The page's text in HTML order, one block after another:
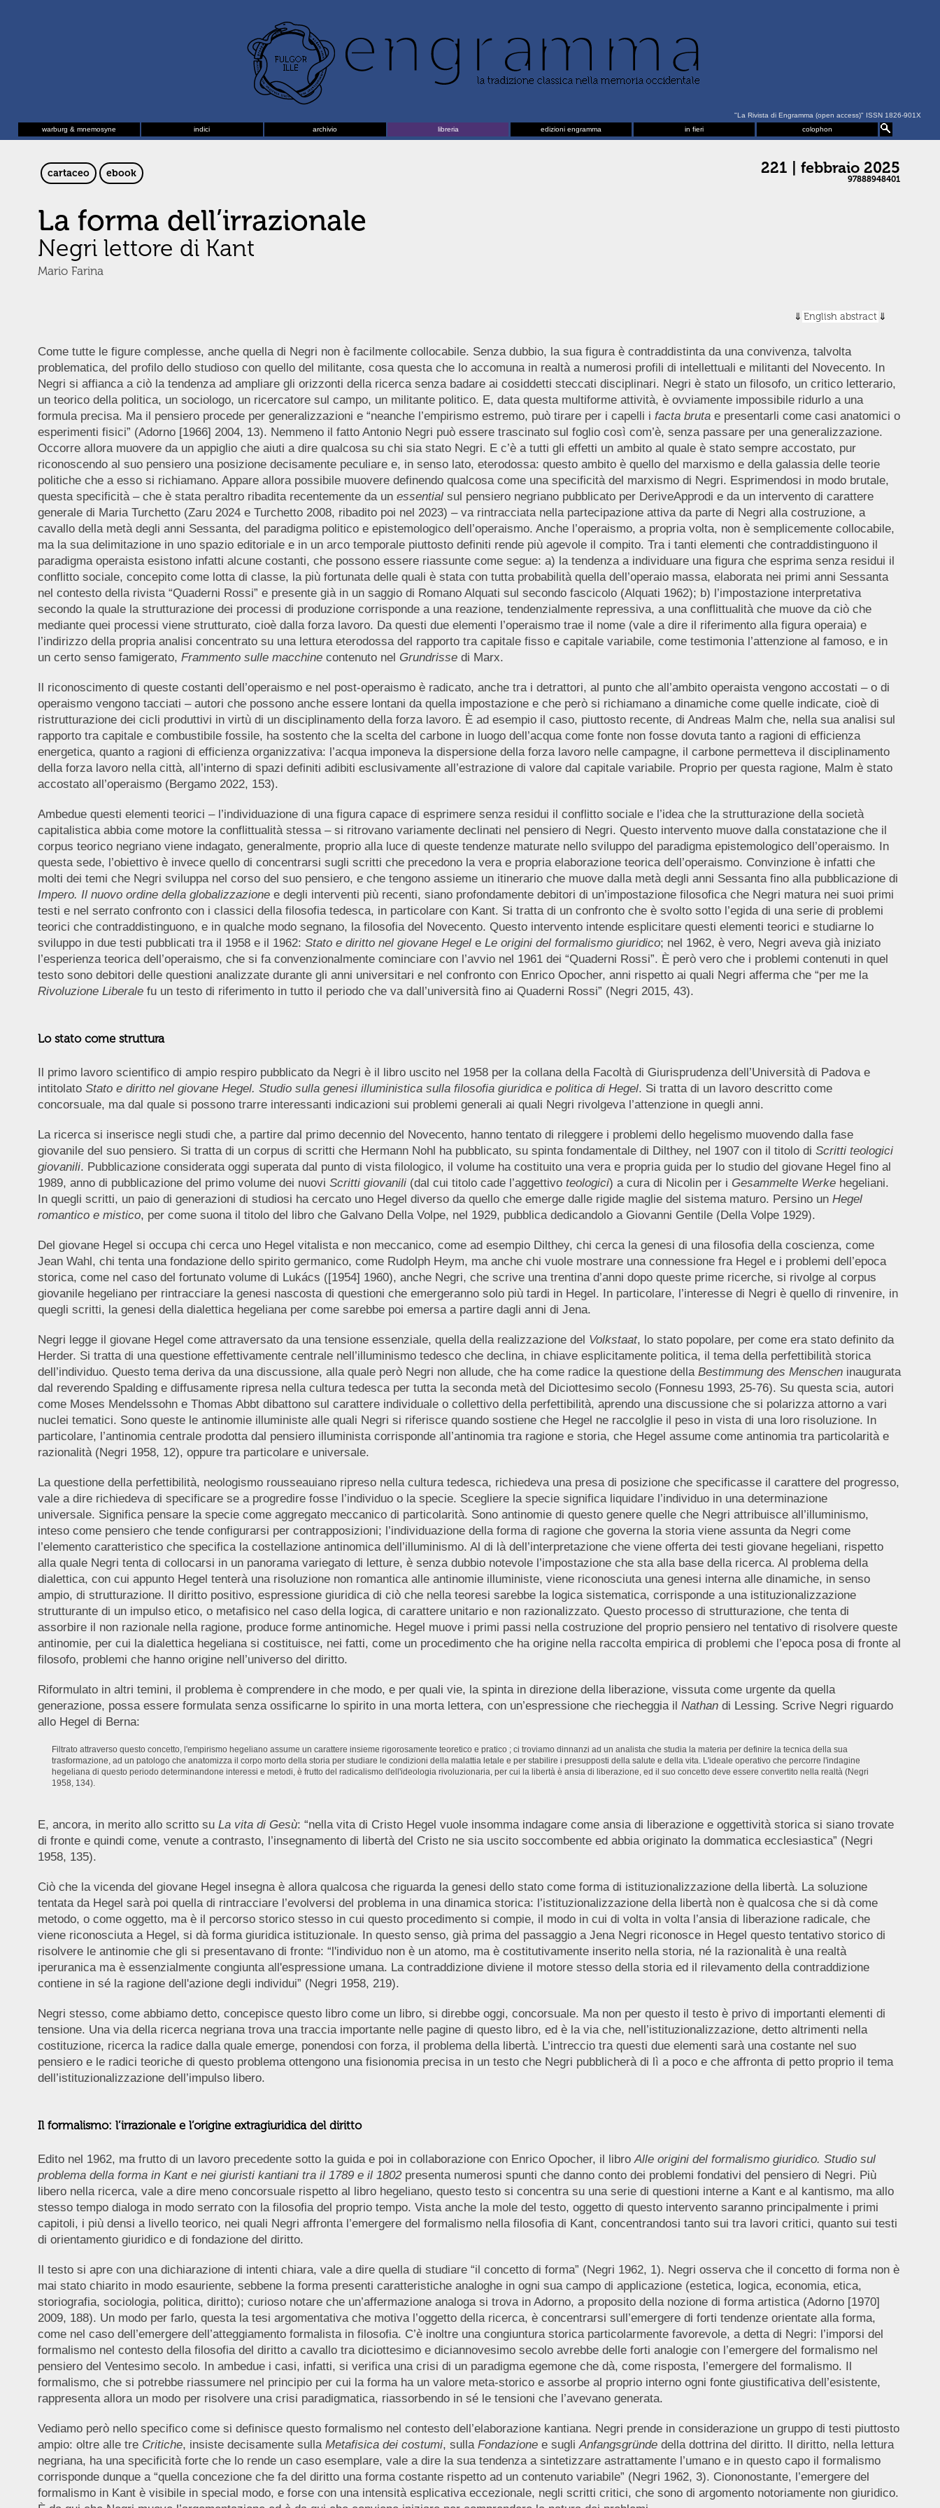
"La Rivista di Engramma (open access)" ISSN 1826-901X
warburg & mnemosyne
indici archivio libreria edizioni engramma in fieri colophon
cartaceo ebook 221 | febbraio 2025
97888948401
La forma dell’irrazionale
Negri lettore di Kant
Mario Farina
English abstract
Come tutte le figure complesse, anche quella di Negri non è facilmente collocabile. Senza dubbio, la sua figura è contraddistinta da una convivenza, talvolta
problematica, del profilo dello studioso con quello del militante, cosa questa che lo accomuna in realtà a numerosi profili di intellettuali e militanti del Novecento. In
Negri si affianca a ciò la tendenza ad ampliare gli orizzonti della ricerca senza badare ai cosiddetti steccati disciplinari. Negri è stato un filosofo, un critico letterario,
un teorico della politica, un sociologo, un ricercatore sul campo, un militante politico. E, data questa multiforme attività, è ovviamente impossibile ridurlo a una
formula precisa. Ma il pensiero procede per generalizzazioni e “neanche l’empirismo estremo, può tirare per i capelli i facta brutae presentarli come casi anatomici o
esperimenti fisici” (Adorno [1966] 2004, 13). Nemmeno il fatto Antonio Negri può essere trascinato sul foglio così com’è, senza passare per una generalizzazione.
Occorre allora muovere da un appiglio che aiuti a dire qualcosa su chi sia stato Negri. E c’è a tutti gli effetti un ambito al quale è stato sempre accostato, pur
riconoscendo al suo pensiero una posizione decisamente peculiare e, in senso lato, eterodossa: questo ambito è quello del marxismo e della galassia delle teorie
politiche che a esso si richiamano. Appare allora possibile muovere definendo qualcosa come una specificità del marxismo di Negri. Esprimendosi in modo brutale,
questa specificità – che è stata peraltro ribadita recentemente da un essentialsul pensiero negriano pubblicato per DeriveApprodi e da un intervento di carattere
generale di Maria Turchetto (Zaru 2024 e Turchetto 2008, ribadito poi nel 2023) – va rintracciata nella partecipazione attiva da parte di Negri alla costruzione, a
cavallo della metà degli anni Sessanta, del paradigma politico e epistemologico dell’operaismo. Anche l’operaismo, a propria volta, non è semplicemente collocabile,
ma la sua delimitazione in uno spazio editoriale e in un arco temporale piuttosto definiti rende più agevole il compito. Tra i tanti elementi che contraddistinguono il
paradigma operaista esistono infatti alcune costanti, che possono essere riassunte come segue: a) la tendenza a individuare una figura che esprima senza residui il
conflitto sociale, concepito come lotta di classe, la più fortunata delle quali è stata con tutta probabilità quella dell’operaio massa, elaborata nei primi anni Sessanta
nel contesto della rivista “Quaderni Rossi” e presente già in un saggio di Romano Alquati sul secondo fascicolo (Alquati 1962); b) l’impostazione interpretativa
secondo la quale la strutturazione dei processi di produzione corrisponde a una reazione, tendenzialmente repressiva, a una conflittualità che muove da ciò che
mediante quei processi viene strutturato, cioè dalla forza lavoro. Da questi due elementi l’operaismo trae il nome (vale a dire il riferimento alla figura operaia) e
l’indirizzo della propria analisi concentrato su una lettura eterodossa del rapporto tra capitale fisso e capitale variabile, come testimonia l’attenzione al famoso, e in
un certo senso famigerato, Frammento sulle macchinecontenuto nel Grundrissedi Marx.
Il riconoscimento di queste costanti dell’operaismo e nel post-operaismo è radicato, anche tra i detrattori, al punto che all’ambito operaista vengono accostati – o di
operaismo vengono tacciati – autori che possono anche essere lontani da quella impostazione e che però si richiamano a dinamiche come quelle indicate, cioè di
ristrutturazione dei cicli produttivi in virtù di un disciplinamento della forza lavoro. È ad esempio il caso, piuttosto recente, di Andreas Malm che, nella sua analisi sul
rapporto tra capitale e combustibile fossile, ha sostento che la scelta del carbone in luogo dell’acqua come fonte non fosse dovuta tanto a ragioni di efficienza
energetica, quanto a ragioni di efficienza organizzativa: l’acqua imponeva la dispersione della forza lavoro nelle campagne, il carbone permetteva il disciplinamento
della forza lavoro nella città, all’interno di spazi definiti adibiti esclusivamente all’estrazione di valore dal capitale variabile. Proprio per questa ragione, Malm è stato
accostato all’operaismo (Bergamo 2022, 153).
Ambedue questi elementi teorici – l’individuazione di una figura capace di esprimere senza residui il conflitto sociale e l’idea che la strutturazione della società
capitalistica abbia come motore la conflittualità stessa – si ritrovano variamente declinati nel pensiero di Negri. Questo intervento muove dalla constatazione che il
corpus teorico negriano viene indagato, generalmente, proprio alla luce di queste tendenze maturate nello sviluppo del paradigma epistemologico dell’operaismo. In
questa sede, l’obiettivo è invece quello di concentrarsi sugli scritti che precedono la vera e propria elaborazione teorica dell’operaismo. Convinzione è infatti che
molti dei temi che Negri sviluppa nel corso del suo pensiero, e che tengono assieme un itinerario che muove dalla metà degli anni Sessanta fino alla pubblicazione di
Impero. Il nuovo ordine della globalizzazionee degli interventi più recenti, siano profondamente debitori di un’impostazione filosofica che Negri matura nei suoi primi
testi e nel serrato confronto con i classici della filosofia tedesca, in particolare con Kant. Si tratta di un confronto che è svolto sotto l’egida di una serie di problemi
teorici che contraddistinguono, e in qualche modo segnano, la filosofia del Novecento. Questo intervento intende esplicitare questi elementi teorici e studiarne lo
sviluppo in due testi pubblicati tra il 1958 e il 1962: Stato e diritto nel giovane Hegele Le origini del formalismo giuridico; nel 1962, è vero, Negri aveva già iniziato
l’esperienza teorica dell’operaismo, che si fa convenzionalmente cominciare con l’avvio nel 1961 dei “Quaderni Rossi”. È però vero che i problemi contenuti in quel
testo sono debitori delle questioni analizzate durante gli anni universitari e nel confronto con Enrico Opocher, anni rispetto ai quali Negri afferma che “per me la
Rivoluzione Liberalefu un testo di riferimento in tutto il periodo che va dall’università fino ai Quaderni Rossi” (Negri 2015, 43).
Lo stato come struttura
Il primo lavoro scientifico di ampio respiro pubblicato da Negri è il libro uscito nel 1958 per la collana della Facoltà di Giurisprudenza dell’Università di Padova e
intitolato Stato e diritto nel giovane Hegel. Studio sulla genesi illuministica sulla filosofia giuridica e politica di Hegel. Si tratta di un lavoro descritto come
concorsuale, ma dal quale si possono trarre interessanti indicazioni sui problemi generali ai quali Negri rivolgeva l’attenzione in quegli anni.
La ricerca si inserisce negli studi che, a partire dal primo decennio del Novecento, hanno tentato di rileggere i problemi dello hegelismo muovendo dalla fase
giovanile del suo pensiero. Si tratta di un corpus di scritti che Hermann Nohl ha pubblicato, su spinta fondamentale di Dilthey, nel 1907 con il titolo di Scritti teologici
giovanili. Pubblicazione considerata oggi superata dal punto di vista filologico, il volume ha costituito una vera e propria guida per lo studio del giovane Hegel fino al
1989, anno di pubblicazione del primo volume dei nuovi Scritti giovanili(dal cui titolo cade l’aggettivo teologici) a cura di Nicolin per i Gesammelte Werkehegeliani.
In quegli scritti, un paio di generazioni di studiosi ha cercato uno Hegel diverso da quello che emerge dalle rigide maglie del sistema maturo. Persino un Hegel
romantico e mistico, per come suona il titolo del libro che Galvano Della Volpe, nel 1929, pubblica dedicandolo a Giovanni Gentile (Della Volpe 1929).
Del giovane Hegel si occupa chi cerca uno Hegel vitalista e non meccanico, come ad esempio Dilthey, chi cerca la genesi di una filosofia della coscienza, come
Jean Wahl, chi tenta una fondazione dello spirito germanico, come Rudolph Heym, ma anche chi vuole mostrare una connessione fra Hegel e i problemi dell’epoca
storica, come nel caso del fortunato volume di Lukács ([1954] 1960), anche Negri, che scrive una trentina d’anni dopo queste prime ricerche, si rivolge al corpus
giovanile hegeliano per rintracciare la genesi nascosta di questioni che emergeranno solo più tardi in Hegel. In particolare, l’interesse di Negri è quello di rinvenire, in
quegli scritti, la genesi della dialettica hegeliana per come sarebbe poi emersa a partire dagli anni di Jena.
Negri legge il giovane Hegel come attraversato da una tensione essenziale, quella della realizzazione del Volkstaat, lo stato popolare, per come era stato definito da
Herder. Si tratta di una questione effettivamente centrale nell’illuminismo tedesco che declina, in chiave esplicitamente politica, il tema della perfettibilità storica
dell’individuo. Questo tema deriva da una discussione, alla quale però Negri non allude, che ha come radice la questione della Bestimmung des Menscheninaugurata
dal reverendo Spalding e diffusamente ripresa nella cultura tedesca per tutta la seconda metà del Diciottesimo secolo (Fonnesu 1993, 25-76). Su questa scia, autori
come Moses Mendelssohn e Thomas Abbt dibattono sul carattere individuale o collettivo della perfettibilità, aprendo una discussione che si polarizza attorno a vari
nuclei tematici. Sono queste le antinomie illuministe alle quali Negri si riferisce quando sostiene che Hegel ne raccolglie il peso in vista di una loro risoluzione. In
particolare, l’antinomia centrale prodotta dal pensiero illuminista corrisponde all’antinomia tra ragione e storia, che Hegel assume come antinomia tra particolarità e
razionalità (Negri 1958, 12), oppure tra particolare e universale.
La questione della perfettibilità, neologismo rousseauiano ripreso nella cultura tedesca, richiedeva una presa di posizione che specificasse il carattere del progresso,
vale a dire richiedeva di specificare se a progredire fosse l’individuo o la specie. Scegliere la specie significa liquidare l’individuo in una determinazione
universale. Significa pensare la specie come aggregato meccanico di particolarità. Sono antinomie di questo genere quelle che Negri attribuisce all’illuminismo,
inteso come pensiero che tende configurarsi per contrapposizioni; l’individuazione della forma di ragione che governa la storia viene assunta da Negri come
l’elemento caratteristico che specifica la costellazione antinomica dell’illuminismo. Al di là dell’interpretazione che viene offerta dei testi giovane hegeliani, rispetto
alla quale Negri tenta di collocarsi in un panorama variegato di letture, è senza dubbio notevole l’impostazione che sta alla base della ricerca. Al problema della
dialettica, con cui appunto Hegel tenterà una risoluzione non romantica alle antinomie illuministe, viene riconosciuta una genesi interna alle dinamiche, in senso
ampio, di strutturazione. Il diritto positivo, espressione giuridica di ciò che nella teoresi sarebbe la logica sistematica, corrisponde a una istituzionalizzazione
strutturante di un impulso etico, o metafisico nel caso della logica, di carattere unitario e non razionalizzato. Questo processo di strutturazione, che tenta di
assorbire il non razionale nella ragione, produce forme antinomiche. Hegel muove i primi passi nella costruzione del proprio pensiero nel tentativo di risolvere queste
antinomie, per cui la dialettica hegeliana si costituisce, nei fatti, come un procedimento che ha origine nella raccolta empirica di problemi che l’epoca posa di fronte al
filosofo, problemi che hanno origine nell’universo del diritto.
Riformulato in altri temini, il problema è comprendere in che modo, e per quali vie, la spinta in direzione della liberazione, vissuta come urgente da quella
generazione, possa essere formulata senza ossificarne lo spirito in una morta lettera, con un’espressione che riecheggia il Nathandi Lessing. Scrive Negri riguardo
allo Hegel di Berna:
Filtrato attraverso questo concetto, l'empirismo hegeliano assume un carattere insieme rigorosamente teoretico e pratico ; ci troviamo dinnanzi ad un analista che studia la materia per definire la tecnica della sua
trasformazione, ad un patologo che anatomizza il corpo morto della storia per studiare le condizioni della malattia letale e per stabilire i presupposti della salute e della vita. L'ideale operativo che percorre l'indagine
hegeliana di questo periodo determinandone interessi e metodi, è frutto del radicalismo dell'ideologia rivoluzionaria, per cui la libertà è ansia di liberazione, ed il suo concetto deve essere convertito nella realtà (Negri
1958, 134).
E, ancora, in merito allo scritto su La vita di Gesù: “nella vita di Cristo Hegel vuole insomma indagare come ansia di liberazione e oggettività storica si siano trovate
di fronte e quindi come, venute a contrasto, l’insegnamento di libertà del Cristo ne sia uscito soccombente ed abbia originato la dommatica ecclesiastica” (Negri
1958, 135).
Ciò che la vicenda del giovane Hegel insegna è allora qualcosa che riguarda la genesi dello stato come forma di istituzionalizzazione della libertà. La soluzione
tentata da Hegel sarà poi quella di rintracciare l’evolversi del problema in una dinamica storica: l’istituzionalizzazione della libertà non è qualcosa che si dà come
metodo, o come oggetto, ma è il percorso storico stesso in cui questo procedimento si compie, il modo in cui di volta in volta l’ansia di liberazione radicale, che
viene riconosciuta a Hegel, si dà forma giuridica istituzionale. In questo senso, già prima del passaggio a Jena Negri riconosce in Hegel questo tentativo storico di
risolvere le antinomie che gli si presentavano di fronte: “l'individuo non è un atomo, ma è costitutivamente inserito nella storia, né la razionalità è una realtà
iperuranica ma è essenzialmente congiunta all'espressione umana. La contraddizione diviene il motore stesso della storia ed il rilevamento della contraddizione
contiene in sé la ragione dell'azione degli individui” (Negri 1958, 219).
Negri stesso, come abbiamo detto, concepisce questo libro come un libro, si direbbe oggi, concorsuale. Ma non per questo il testo è privo di importanti elementi di
tensione. Una via della ricerca negriana trova una traccia importante nelle pagine di questo libro, ed è la via che, nell’istituzionalizzazione, detto altrimenti nella
costituzione, ricerca la radice dalla quale emerge, ponendosi con forza, il problema della libertà. L’intreccio tra questi due elementi sarà una costante nel suo
pensiero e le radici teoriche di questo problema ottengono una fisionomia precisa in un testo che Negri pubblicherà di lì a poco e che affronta di petto proprio il tema
dell’istituzionalizzazione dell’impulso libero.
Il formalismo: l’irrazionale e l’origine extragiuridica del diritto
Edito nel 1962, ma frutto di un lavoro precedente sotto la guida e poi in collaborazione con Enrico Opocher, il libroAlle origini del formalismo giuridico. Studio sul
problema della forma in Kant e nei giuristi kantiani tra il 1789 e il 1802presenta numerosi spunti che danno conto dei problemi fondativi del pensiero di Negri. Più
libero nella ricerca, vale a dire meno concorsuale rispetto al libro hegeliano, questo testo si concentra su una serie di questioni interne a Kant e al kantismo, ma allo
stesso tempo dialoga in modo serrato con la filosofia del proprio tempo. Vista anche la mole del testo, oggetto di questo intervento saranno principalmente i primi
capitoli, i più densi a livello teorico, nei quali Negri affronta l’emergere del formalismo nella filosofia di Kant, concentrandosi tanto sui tra lavori critici, quanto sui testi
di orientamento giuridico e di fondazione del diritto.
Il testo si apre con una dichiarazione di intenti chiara, vale a dire quella di studiare “il concetto di forma” (Negri 1962, 1). Negri osserva che il concetto di forma non è
mai stato chiarito in modo esauriente, sebbene la forma presenti caratteristiche analoghe in ogni sua campo di applicazione (estetica, logica, economia, etica,
storiografia, sociologia, politica, diritto); curioso notare che un’affermazione analoga si trova in Adorno, a proposito della nozione di forma artistica (Adorno [1970]
2009, 188). Un modo per farlo, questa la tesi argomentativa che motiva l’oggetto della ricerca, è concentrarsi sull’emergere di forti tendenze orientate alla forma,
come nel caso dell’emergere dell’atteggiamento formalista in filosofia. C’è inoltre una congiuntura storica particolarmente favorevole, a detta di Negri: l’imporsi del
formalismo nel contesto della filosofia del diritto a cavallo tra diciottesimo e diciannovesimo secolo avrebbe delle forti analogie con l’emergere del formalismo nel
pensiero del Ventesimo secolo. In ambedue i casi, infatti, si verifica una crisi di un paradigma egemone che dà, come risposta, l’emergere del formalismo. Il
formalismo, che si potrebbe riassumere nel principio per cui la forma ha un valore meta-storico e assorbe al proprio interno ogni fonte giustificativa dell’esistente,
rappresenta allora un modo per risolvere una crisi paradigmatica, riassorbendo in sé le tensioni che l’avevano generata.
Vediamo però nello specifico come si definisce questo formalismo nel contesto dell’elaborazione kantiana. Negri prende in considerazione un gruppo di testi piuttosto
ampio: oltre alle tre Critiche, insiste decisamente sulla Metafisica dei costumi, sulla Fondazione e sugliAnfangsgründedella dottrina del diritto. Il diritto, nella lettura
negriana, ha una specificità forte che lo rende un caso esemplare, vale a dire la sua tendenza a sintetizzare astrattamente l’umano e in questo capo il formalismo
corrisponde dunque a “quella concezione che fa del diritto una forma costante rispetto ad un contenuto variabile” (Negri 1962, 3). Ciononostante, l’emergere del
formalismo in Kant è visibile in special modo, e forse con una intensità esplicativa eccezionale, negli scritti critici, che sono di argomento notoriamente non giuridico.